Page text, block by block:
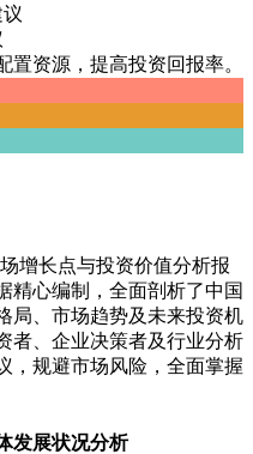
资源，提高投资回报率。
增长点与投资价值分析报
精心编制，全面剖析了中国
局、市场趋势及未来投资机
者、企业决策者及行业分析
，规避市场风险，全面掌握
发展状况分析